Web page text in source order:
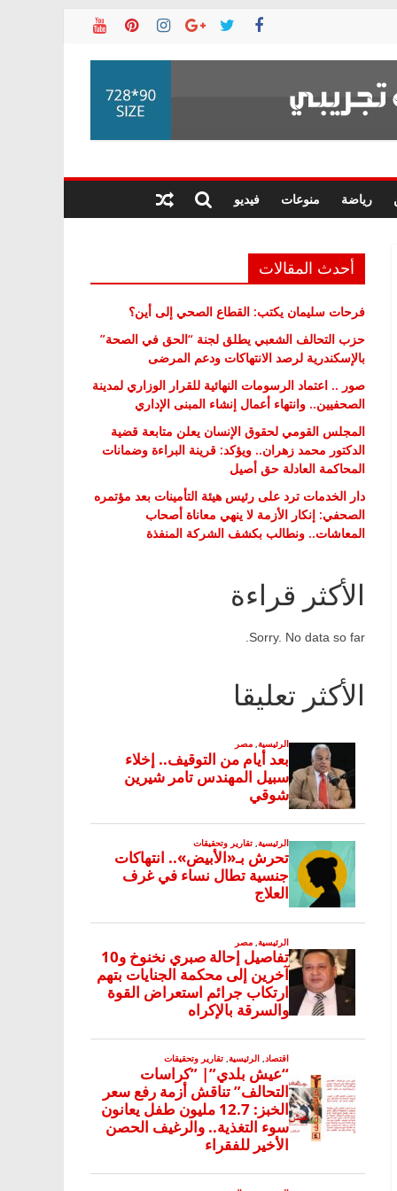
رياضة منوعات فيديو
أحدث المقالات
فرحات سليمان يكتب: القطاع الصحي إلى أين؟
حزب التحالف الشعبي يطلق لجنة “الحق في الصحة”
بالإسكندرية لرصد الانتهاكات ودعم المرضى
صور .. اعتماد الرسومات النهائية للقرار الوزاري لمدينة
الصحفيين.. وانتهاء أعمال إنشاء المبنى الإداري
المجلس القومي لحقوق الإنسان يعلن متابعة قضية
الدكتور محمد زهران.. ويؤكد: قرينة البراءة وضمانات
المحاكمة العادلة حق أصيل
دار الخدمات ترد على رئيس هيئة التأمينات بعد مؤتمره
الصحفي: إنكار الأزمة لا ينهي معاناة أصحاب
المعاشات.. ونطالب بكشف الشركة المنفذة
الأكثر قراءة
Sorry. No data so far.
الأكثر تعليقا